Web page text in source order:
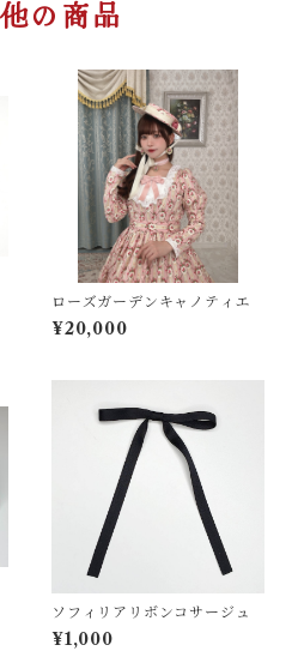
の商品
ローズガーデンキャノティエ
¥20,000
ソフィリアリボンコサージュ
¥1,000